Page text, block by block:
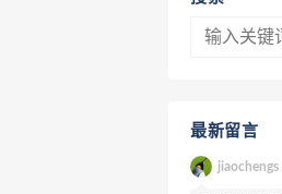
最新留言
jiaochengs